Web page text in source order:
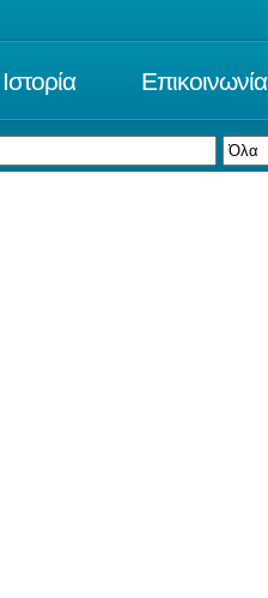
Ιστορία Επικοινωνία